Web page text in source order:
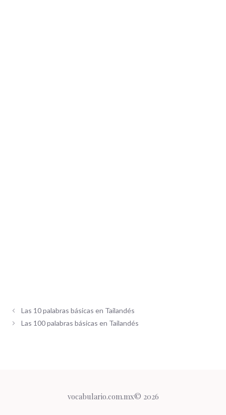
Las 10 palabras básicas en Tailandés
Las 100 palabras básicas en Tailandés
vocabulario.com.mx© 2026